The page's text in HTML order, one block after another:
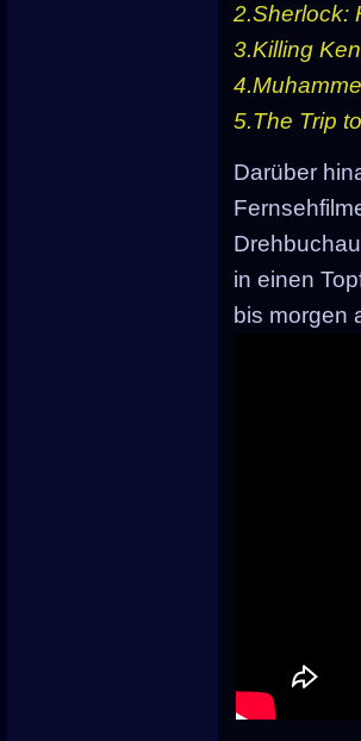
2.Sherlock:
3.Killing
5.The Trip
Darüber
in einen
bis morgen